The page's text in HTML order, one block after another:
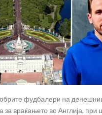
фудбалери на
за враќањето во Англија, при